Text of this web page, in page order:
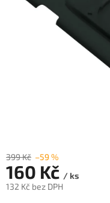
399 Kč –59 %
160 Kč / ks
132 Kč bez DPH